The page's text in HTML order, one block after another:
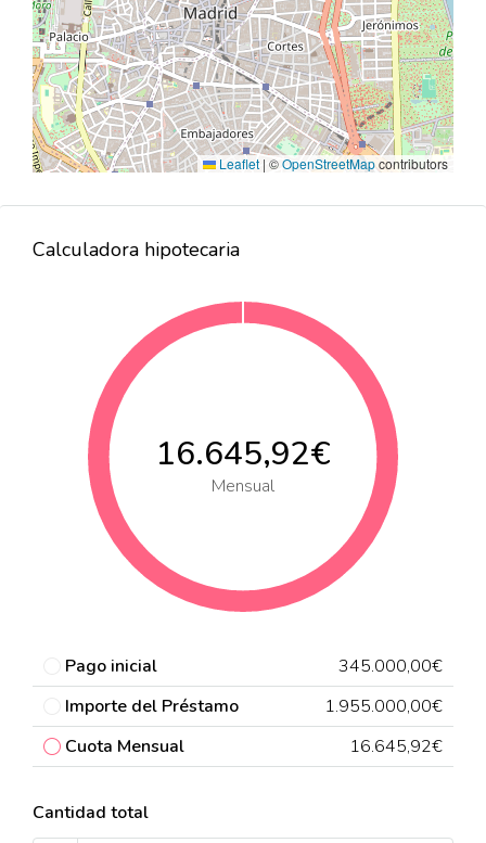
Leaflet | ©OpenStreetMapcontributors
Calculadora hipotecaria
16.645,92€
Mensual
Pago inicial
345.000,00€
Importe del Préstamo
1.955.000,00€
Cuota Mensual
16.645,92€
Cantidad total